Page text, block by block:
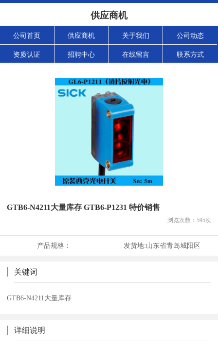
供应商机
公司首页 供应商机 关于我们 公司动态
资质认证 招聘中心 在线留言 联系方式
GTB6-N4211大量库存 GTB6-P1231 特价销售
浏览次数： 595次
产品规格： 发货地:山东省青岛城阳区
关键词
GTB6-N4211大量库存
详细说明